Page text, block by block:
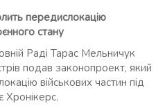
передислокацію
стану
Раді Тарас Мельничук
подав законопроект, який
військових частин під
Хронікерс.